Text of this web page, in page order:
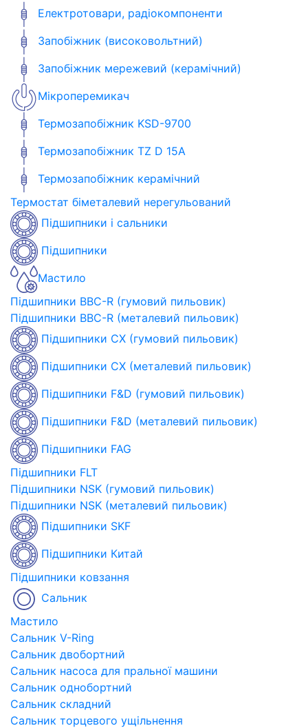
Електротовари, радіокомпоненти
Запобіжник (високовольтний)
Запобіжник мережевий (керамічний)
Мікроперемикач
Термозапобіжник KSD-9700
Термозапобіжник TZ D 15A
Термозапобіжник керамічний
Термостат біметалевий нерегульований
Підшипники і сальники
Підшипники
Мастило
Підшипники BBC-R (гумовий пильовик)
Підшипники BBC-R (металевий пильовик)
Підшипники CX (гумовий пильовик)
Підшипники CX (металевий пильовик)
Підшипники F&D (гумовий пильовик)
Підшипники F&D (металевий пильовик)
Підшипники FAG
Підшипники FLT
Підшипники NSK (гумовий пильовик)
Підшипники NSK (металевий пильовик)
Підшипники SKF
Підшипники Китай
Підшипники ковзання
Сальник
Мастило
Сальник V-Ring
Сальник двобортний
Сальник насоса для пральної машини
Сальник однобортний
Сальник складний
Сальник торцевого ущільнення